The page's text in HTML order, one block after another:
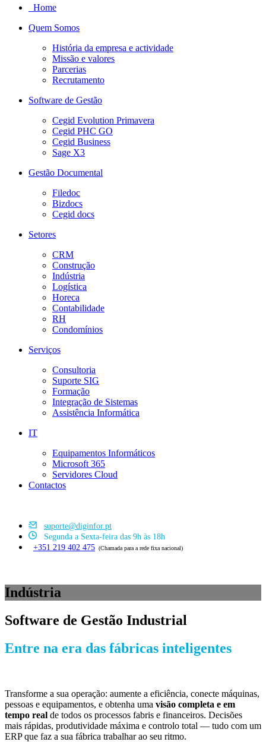
Home
Quem Somos
História da empresa e actividade
Missão e valores
Parcerias
Recrutamento
Software de Gestão
Cegid Evolution Primavera
Cegid PHC GO
Cegid Business
Sage X3
Gestão Documental
Filedoc
Bizdocs
Cegid docs
Setores
CRM
Construção
Indústria
Logística
Horeca
Contabilidade
RH
Condomínios
Serviços
Consultoria
Suporte SIG
Formação
Integração de Sistemas
Assistência Informática
IT
Equipamentos Informáticos
Microsoft 365
Servidores Cloud
Contactos
suporte@diginfor.pt
Segunda a Sexta-feira das 9h às 18h
+351 219 402 475 (Chamada para a rede fixa nacional)
Indústria
Software de Gestão Industrial
Entre na era das fábricas inteligentes
Transforme a sua operação: aumente a eficiência, conecte máquinas,
pessoas e equipamentos, e obtenha uma visão completa e em
tempo real de todos os processos fabris e financeiros. Decisões
mais rápidas, produtividade máxima e controlo total — tudo com um
ERP que faz a sua fábrica trabalhar ao seu ritmo.